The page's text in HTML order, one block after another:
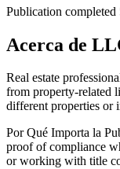
Publication completed
Acerca de
Real estate
from property-related
different properties or
Por Qué Importa la
proof of compliance
or working with title